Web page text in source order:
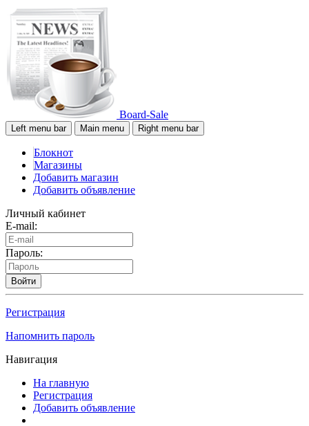
Board-Sale
Left menu bar Main menu Right menu bar
Блокнот
Магазины
Добавить магазин
Добавить объявление
Личный кабинет
E-mail:
Пароль:
Войти
Регистрация
Напомнить пароль
Навигация
На главную
Регистрация
Добавить объявление